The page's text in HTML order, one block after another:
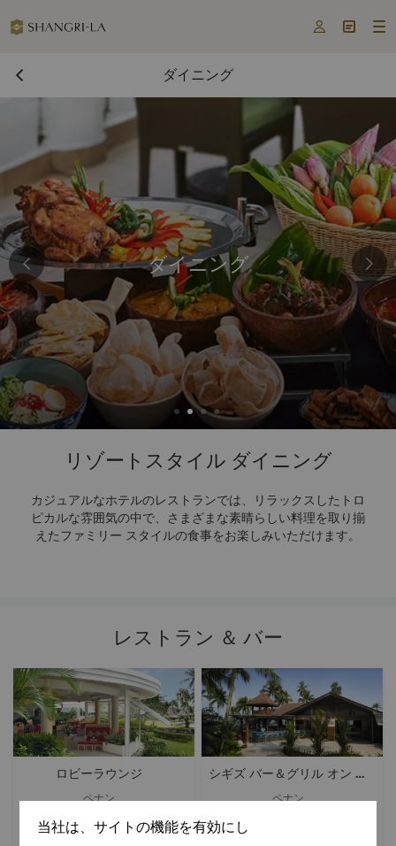
  
ダイニング
ダイニング
リゾートスタイル ダイニング
カジュアルなホテルのレストランでは、リラックスしたトロ
ピカルな雰囲気の中で、さまざまな素晴らしい料理を取り揃
えたファミリー スタイルの食事をお楽しみいただけます。
レストラン ＆ バー
ロビーラウンジ
ペナン
ラウンジ＆バー
シギズ バー＆グリル オン ザ
ペナン
グリル＆ステー
当社は、サイトの機能を有効にし